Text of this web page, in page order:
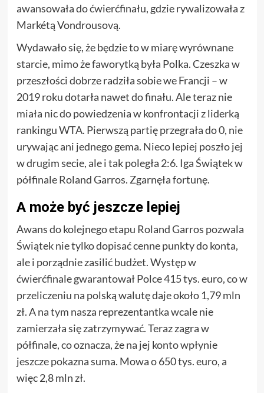
awansowała do ćwierćfinału, gdzie rywalizowała z
Markétą Vondrousovą.
Wydawało się, że będzie to w miarę wyrównane
starcie, mimo że faworytką była Polka. Czeszka w
przeszłości dobrze radziła sobie we Francji – w
2019 roku dotarła nawet do finału. Ale teraz nie
miała nic do powiedzenia w konfrontacji z liderką
rankingu WTA. Pierwszą partię przegrała do 0, nie
urywając ani jednego gema. Nieco lepiej poszło jej
w drugim secie, ale i tak poległa 2:6. Iga Świątek w
półfinale Roland Garros. Zgarnęła fortunę.
A może być jeszcze lepiej
Awans do kolejnego etapu Roland Garros pozwala
Świątek nie tylko dopisać cenne punkty do konta,
ale i porządnie zasilić budżet. Występ w
ćwierćfinale gwarantował Polce 415 tys. euro, co w
przeliczeniu na polską walutę daje około 1,79 mln
zł. A na tym nasza reprezentantka wcale nie
zamierzała się zatrzymywać. Teraz zagra w
półfinale, co oznacza, że na jej konto wpłynie
jeszcze pokazna suma. Mowa o 650 tys. euro, a
więc 2,8 mln zł.